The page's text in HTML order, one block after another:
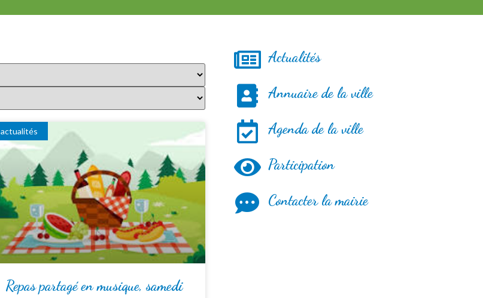
actualités
Repas partagé en musique, samedi
Actualités
Annuaire de la ville
Agenda de la ville
Participation
Contacter la mairie